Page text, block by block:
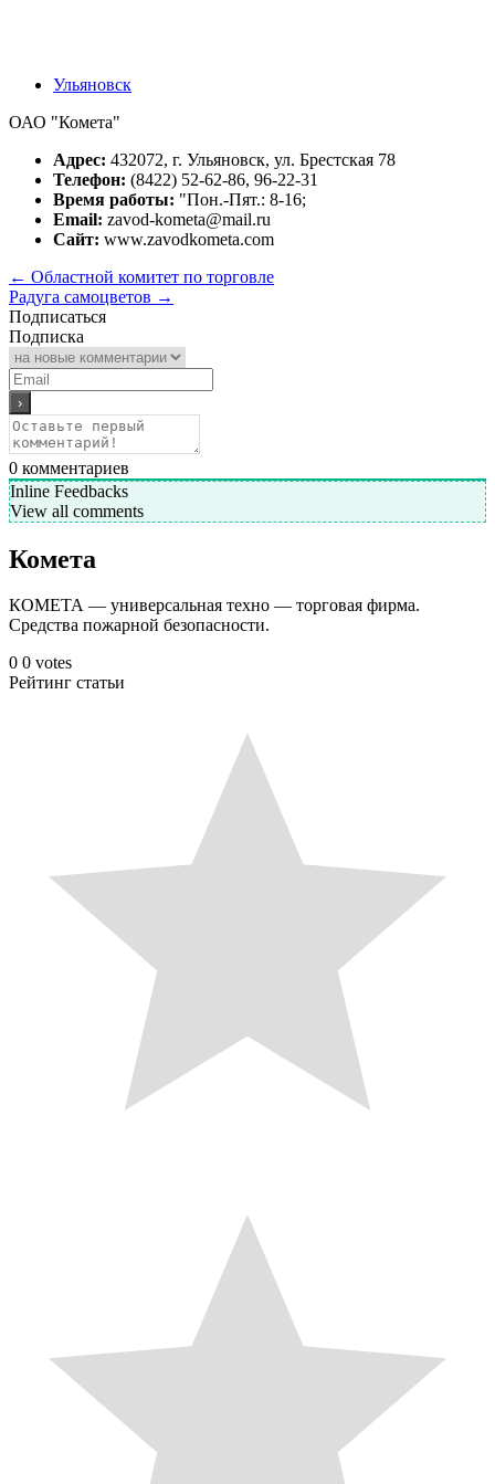
Ульяновск
ОАО "Комета"
Адрес: 432072, г. Ульяновск, ул. Брестская 78
Телефон: (8422) 52-62-86, 96-22-31
Время работы: "Пон.-Пят.: 8-16;
Email: zavod-kometa@mail.ru
Сайт: www.zavodkometa.com
← Областной комитет по торговле
Радуга самоцветов →
Подписаться
Подписка
0 комментариев
Inline Feedbacks
View all comments
Комета
КОМЕТА — универсальная техно — торговая фирма.
Средства пожарной безопасности.
0 0 votes
Рейтинг статьи